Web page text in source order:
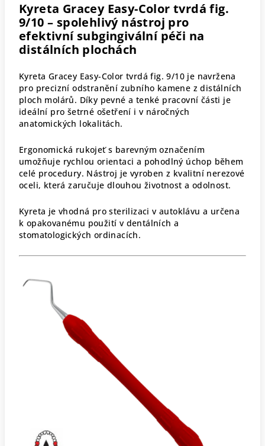
Kyreta Gracey Easy-Color tvrdá fig.
9/10 – spolehlivý nástroj pro
efektivní subgingivální péči na
distálních plochách
Kyreta Gracey Easy-Color tvrdá fig. 9/10 je navržena
pro precizní odstranění zubního kamene z distálních
ploch molárů. Díky pevné a tenké pracovní části je
ideální pro šetrné ošetření i v náročných
anatomických lokalitách.
Ergonomická rukojeť s barevným označením
umožňuje rychlou orientaci a pohodlný úchop během
celé procedury. Nástroj je vyroben z kvalitní nerezové
oceli, která zaručuje dlouhou životnost a odolnost.
Kyreta je vhodná pro sterilizaci v autoklávu a určena
k opakovanému použití v dentálních a
stomatologických ordinacích.